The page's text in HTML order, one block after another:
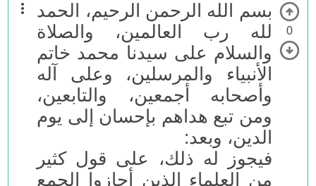
0
بسم الله الرحمن الرحيم، الحمد
لله رب العالمين، والصلاة
والسلام على سيدنا محمد خاتم
الأنبياء والمرسلين، وعلى آله
وأصحابه أجمعين، والتابعين،
ومن تبع هداهم بإحسان إلى يوم
الدين، وبعد:
فيجوز له ذلك، على قول كثير
من العلماء الذين أجازوا الجمع